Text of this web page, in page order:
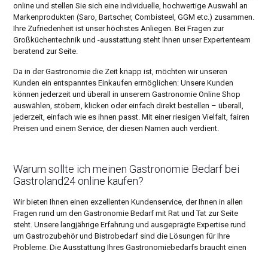
online und stellen Sie sich eine individuelle, hochwertige Auswahl an
Markenprodukten (Saro, Bartscher, Combisteel, GGM etc.) zusammen.
Ihre Zufriedenheit ist unser höchstes Anliegen. Bei Fragen zur
Großküchentechnik und -ausstattung steht Ihnen unser Expertenteam
beratend zur Seite.
Da in der Gastronomie die Zeit knapp ist, möchten wir unseren
Kunden ein entspanntes Einkaufen ermöglichen: Unsere Kunden
können jederzeit und überall in unserem Gastronomie Online Shop
auswählen, stöbern, klicken oder einfach direkt bestellen – überall,
jederzeit, einfach wie es ihnen passt. Mit einer riesigen Vielfalt, fairen
Preisen und einem Service, der diesen Namen auch verdient.
Warum sollte ich meinen Gastronomie Bedarf bei
Gastroland24 online kaufen?
Wir bieten Ihnen einen exzellenten Kundenservice, der Ihnen in allen
Fragen rund um den Gastronomie Bedarf mit Rat und Tat zur Seite
steht. Unsere langjährige Erfahrung und ausgeprägte Expertise rund
um Gastrozubehör und Bistrobedarf sind die Lösungen für Ihre
Probleme. Die Ausstattung Ihres Gastronomiebedarfs braucht einen